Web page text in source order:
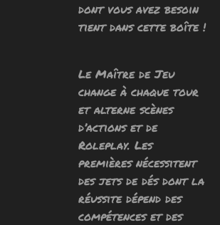
dont vous avez besoin
tient dans cette boîte !
Le Maître de Jeu
change à chaque tour
et alterne scènes
d’actions et de
Roleplay. Les
premières nécessitent
des jets de dés dont la
réussite dépend des
compétences et des